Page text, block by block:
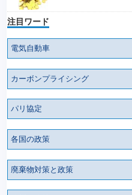
注目ワード
電気自動車
カーボンプライシング
パリ協定
各国の政策
廃棄物対策と政策